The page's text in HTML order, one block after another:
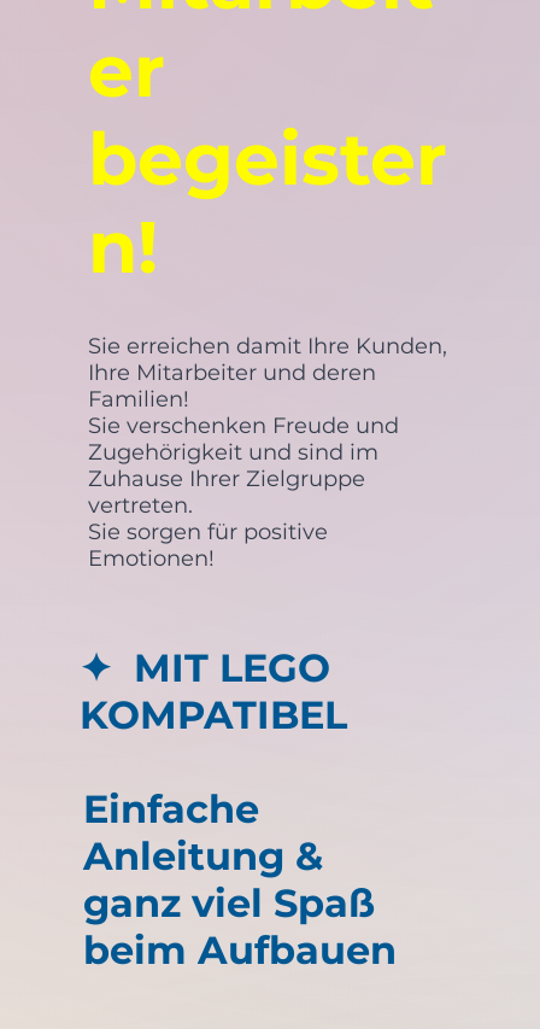
er
begeister
n!
Sie erreichen damit Ihre Kunden,
Ihre Mitarbeiter und deren
Familien!
Sie verschenken Freude und
Zugehörigkeit und sind im
Zuhause Ihrer Zielgruppe
vertreten.
Sie sorgen für positive
Emotionen!
Einfache
Anleitung &
ganz viel Spaß
beim Aufbauen
✦ MIT LEGO
KOMPATIBEL